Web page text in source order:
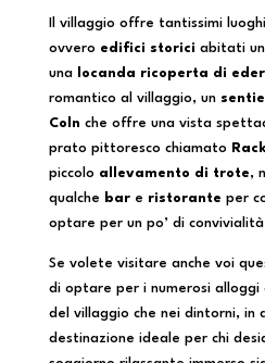
Il villaggio offre tantissimi
ovvero edifici storici abitati
una
locanda ricoperta di
romantico al villaggio, un
Coln che offre una vista
prato pittoresco chiamato
piccolo allevamento di trote,
qualche
bare ristorante per
optare per un po’ di
Se volete visitare anche voi
di optare per i numerosi alloggi
del villaggio che nei dintorni, in
destinazione ideale per chi